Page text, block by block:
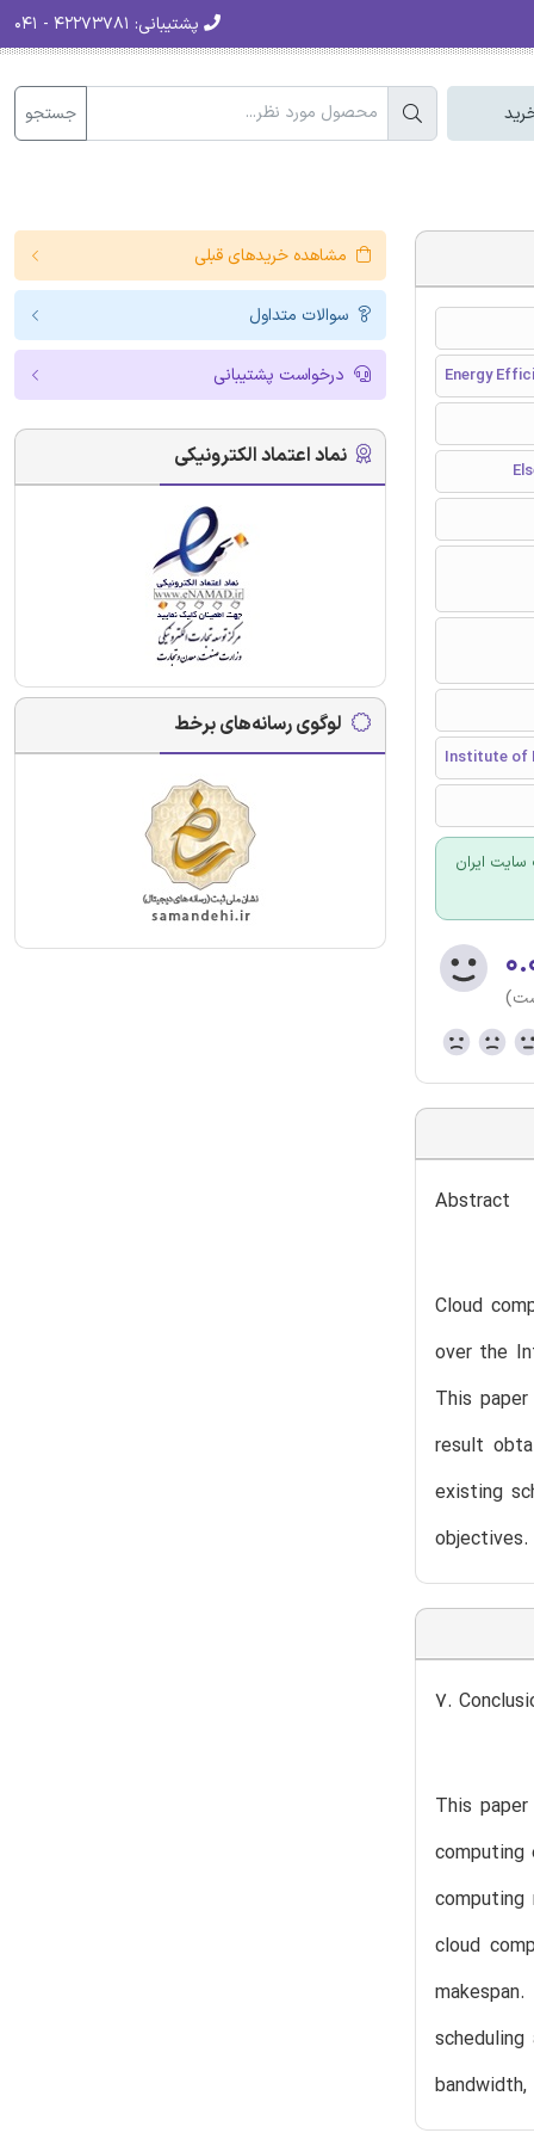
پشتیبانی:
جستجو
Energy
Institute of
ایران
Abstract
Cloud
over the
This
result
existing
objectives.
7.
This
computing
cloud
مشاهده خریدهای قبلی
سوالات متداول
درخواست پشتیبانی
نماد اعتماد الکترونیکی
لوگوی رسانه‌های برخط